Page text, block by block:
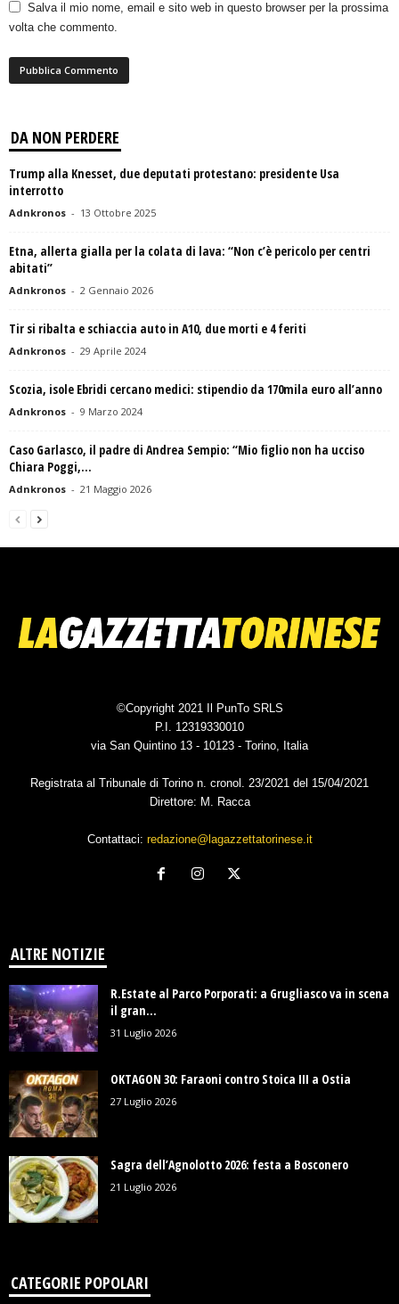
Salva il mio nome, email e sito web in questo browser per la prossima
volta che commento.
DA NON PERDERE
Trump alla Knesset, due deputati protestano: presidente Usa
interrotto
Adnkronos - 13 Ottobre 2025
Etna, allerta gialla per la colata di lava: “Non c’è pericolo per centri
abitati”
Adnkronos - 2 Gennaio 2026
Tir si ribalta e schiaccia auto in A10, due morti e 4 feriti
Adnkronos - 29 Aprile 2024
Scozia, isole Ebridi cercano medici: stipendio da 170mila euro all’anno
Adnkronos - 9 Marzo 2024
Caso Garlasco, il padre di Andrea Sempio: “Mio figlio non ha ucciso
Chiara Poggi,...
Adnkronos - 21 Maggio 2026
©Copyright 2021 Il PunTo SRLS
P.I. 12319330010
via San Quintino 13 - 10123 - Torino, Italia
Registrata al Tribunale di Torino n. cronol. 23/2021 del 15/04/2021
Direttore: M. Racca
Contattaci: redazione@lagazzettatorinese.it
ALTRE NOTIZIE
R.Estate al Parco Porporati: a Grugliasco va in scena
il gran...
31 Luglio 2026
OKTAGON 30: Faraoni contro Stoica III a Ostia
27 Luglio 2026
Sagra dell’Agnolotto 2026: festa a Bosconero
21 Luglio 2026
CATEGORIE POPOLARI